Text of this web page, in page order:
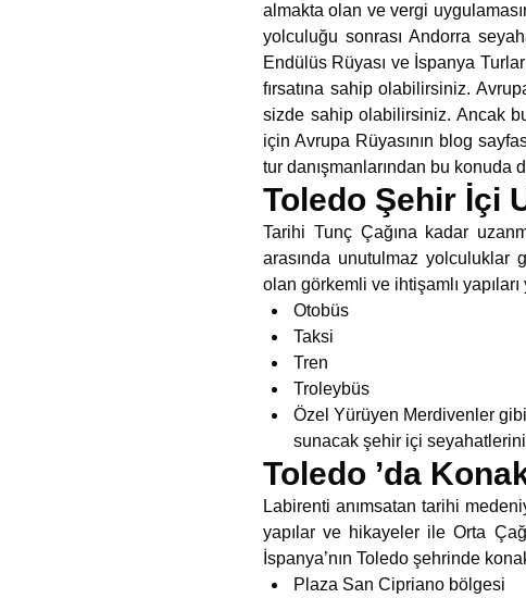
almakta olan ve vergi
yolculuğu sonrası Andorra
Endülüs Rüyası ve İspanya
fırsatına sahip olabilirsiniz.
sizde sahip olabilirsiniz. Ancak
için Avrupa Rüyasının blog
tur danışmanlarından bu konuda
Toledo Şehir İçi
Tarihi Tunç Çağına kadar
arasında unutulmaz yolculuklar
olan görkemli ve ihtişamlı
Otobüs
Taksi
Tren
Troleybüs
Özel Yürüyen Merdivenler
sunacak şehir içi
Toledo ’da
Labirenti anımsatan tarihi
yapılar ve hikayeler ile Orta
İspanya’nın Toledo şehrinde
Plaza San Cipriano bölgesi